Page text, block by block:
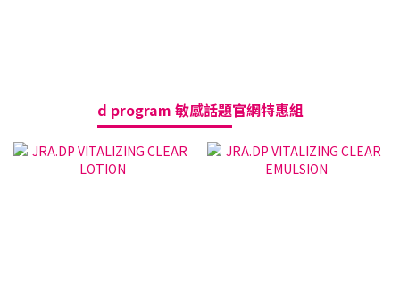
d program 敏感話題官網特惠組